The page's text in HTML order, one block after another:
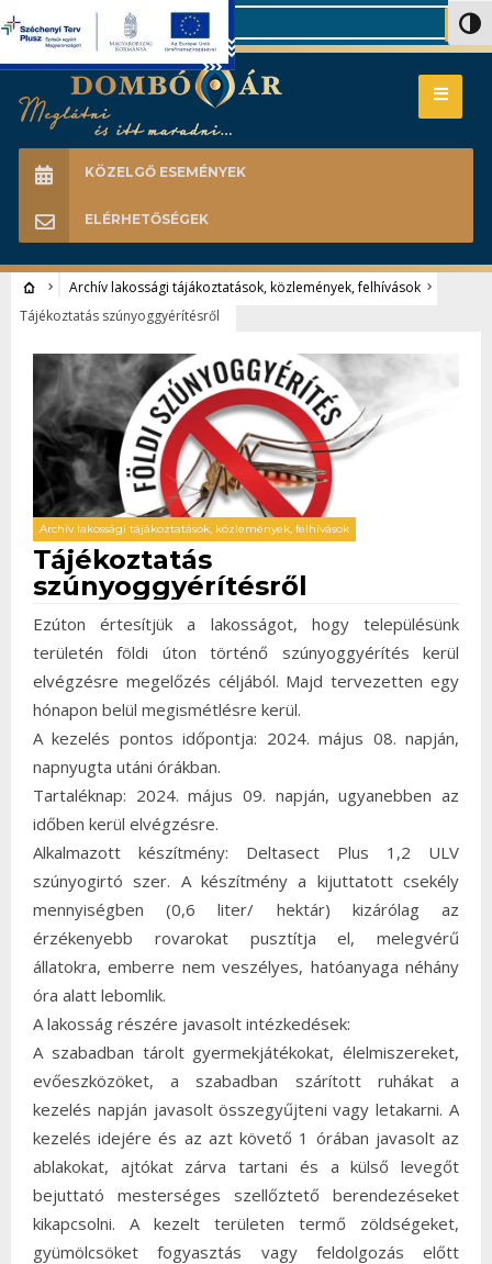
Search
KÖZELGŐ ESEMÉNYEK
ELÉRHETŐSÉGEK
Archív lakossági tájákoztatások, közlemények, felhívások
Tájékoztatás szúnyoggyérítésről
Archív lakossági tájákoztatások, közlemények, felhívások
Tájékoztatás
szúnyoggyérítésről
Ezúton értesítjük a lakosságot, hogy településünk
területén földi úton történő szúnyoggyérítés kerül
elvégzésre megelőzés céljából. Majd tervezetten egy
hónapon belül megismétlésre kerül.
A kezelés pontos időpontja: 2024. május 08. napján,
napnyugta utáni órákban.
Tartaléknap: 2024. május 09. napján, ugyanebben az
időben kerül elvégzésre.
Alkalmazott készítmény: Deltasect Plus 1,2 ULV
szúnyogirtó szer. A készítmény a kijuttatott csekély
mennyiségben (0,6 liter/ hektár) kizárólag az
érzékenyebb rovarokat pusztítja el, melegvérű
állatokra, emberre nem veszélyes, hatóanyaga néhány
óra alatt lebomlik.
A lakosság részére javasolt intézkedések:
A szabadban tárolt gyermekjátékokat, élelmiszereket,
evőeszközöket, a szabadban szárított ruhákat a
kezelés napján javasolt összegyűjteni vagy letakarni. A
kezelés idejére és az azt követő 1 órában javasolt az
ablakokat, ajtókat zárva tartani és a külső levegőt
bejuttató mesterséges szellőztető berendezéseket
kikapcsolni. A kezelt területen termő zöldségeket,
gyümölcsöket fogyasztás vagy feldolgozás előtt